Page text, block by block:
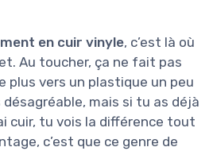
en cuir vinyle, c’est là où
Au toucher, ça ne fait pas
plus vers un plastique un peu
désagréable, mais si tu as déjà
cuir, tu vois la différence tout
c’est que ce genre de